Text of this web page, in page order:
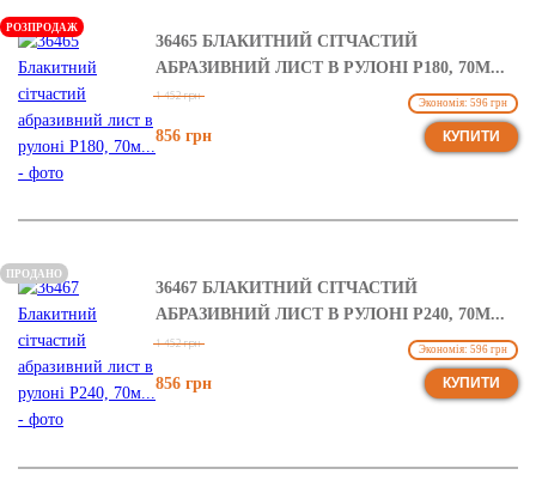
36465 БЛАКИТНИЙ СІТЧАСТИЙ
АБРАЗИВНИЙ ЛИСТ В РУЛОНІ Р180, 70М...
1 452 грн Экономія: 596 грн
856 грн КУПИТИ
РОЗПРОДАЖ
36467 БЛАКИТНИЙ СІТЧАСТИЙ
АБРАЗИВНИЙ ЛИСТ В РУЛОНІ Р240, 70М...
1 452 грн Экономія: 596 грн
856 грн КУПИТИ
ПРОДАНО